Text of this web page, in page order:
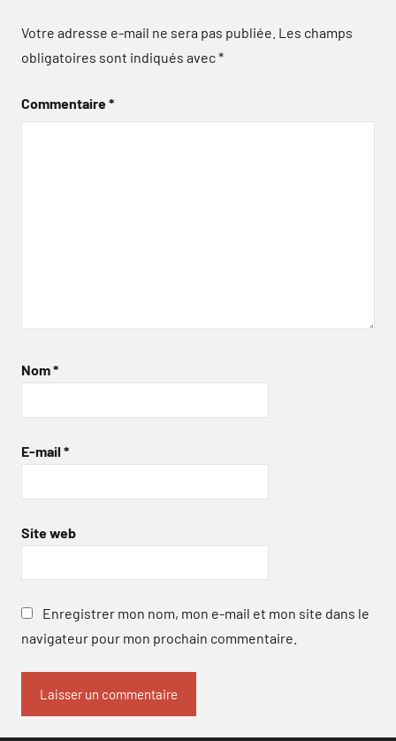
Votre adresse e-mail ne sera pas publiée. Les champs
obligatoires sont indiqués avec*
Commentaire*
Nom*
E-mail *
Site web
Enregistrer mon nom, mon e-mail et mon site dans le
navigateur pour mon prochain commentaire.